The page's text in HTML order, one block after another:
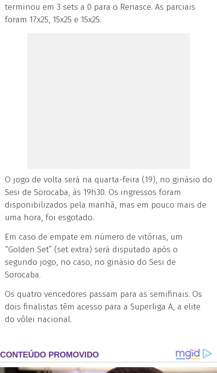
terminou em 3 sets a 0 para o Renasce. As parciais
foram 17x25, 15x25 e 15x25.
O jogo de volta será na quarta-feira (19), no ginásio do
Sesi de Sorocaba, às 19h30. Os ingressos foram
disponibilizados pela manhã, mas em pouco mais de
uma hora, foi esgotado.
Em caso de empate em número de vitórias, um
“Golden Set” (set extra) será disputado após o
segundo jogo, no caso, no ginásio do Sesi de
Sorocaba.
Os quatro vencedores passam para as semifinais. Os
dois finalistas têm acesso para a Superliga A, a elite
do vôlei nacional.